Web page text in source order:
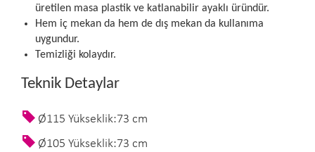
üretilen masa plastik ve katlanabilir ayaklı üründür.
Hem iç mekan da hem de dış mekan da kullanıma
uygundur.
Temizliği kolaydır.
Teknik Detaylar
Ø115 Yükseklik:73 cm
Ø105 Yükseklik:73 cm